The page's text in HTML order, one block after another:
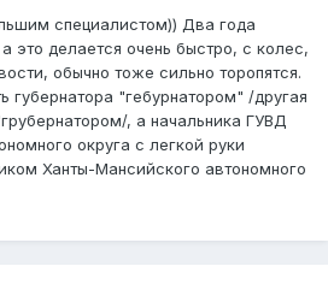
специалистом)) Два года
это делается очень быстро, с колес,
обычно тоже сильно торопятся.
губернатора "гебурнатором" /другая
, а начальника ГУВД
округа с легкой руки
Ханты-Мансийского автономного